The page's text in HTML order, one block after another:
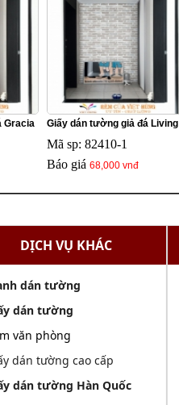
Gracia Giấy dán tường giả đá Living
Mã sp: 82410-1
Báo giá 68,000 vnđ
DỊCH VỤ KHÁC
dán tường
dán tường
văn phòng
dán tường cao cấp
dán tường Hàn Quốc